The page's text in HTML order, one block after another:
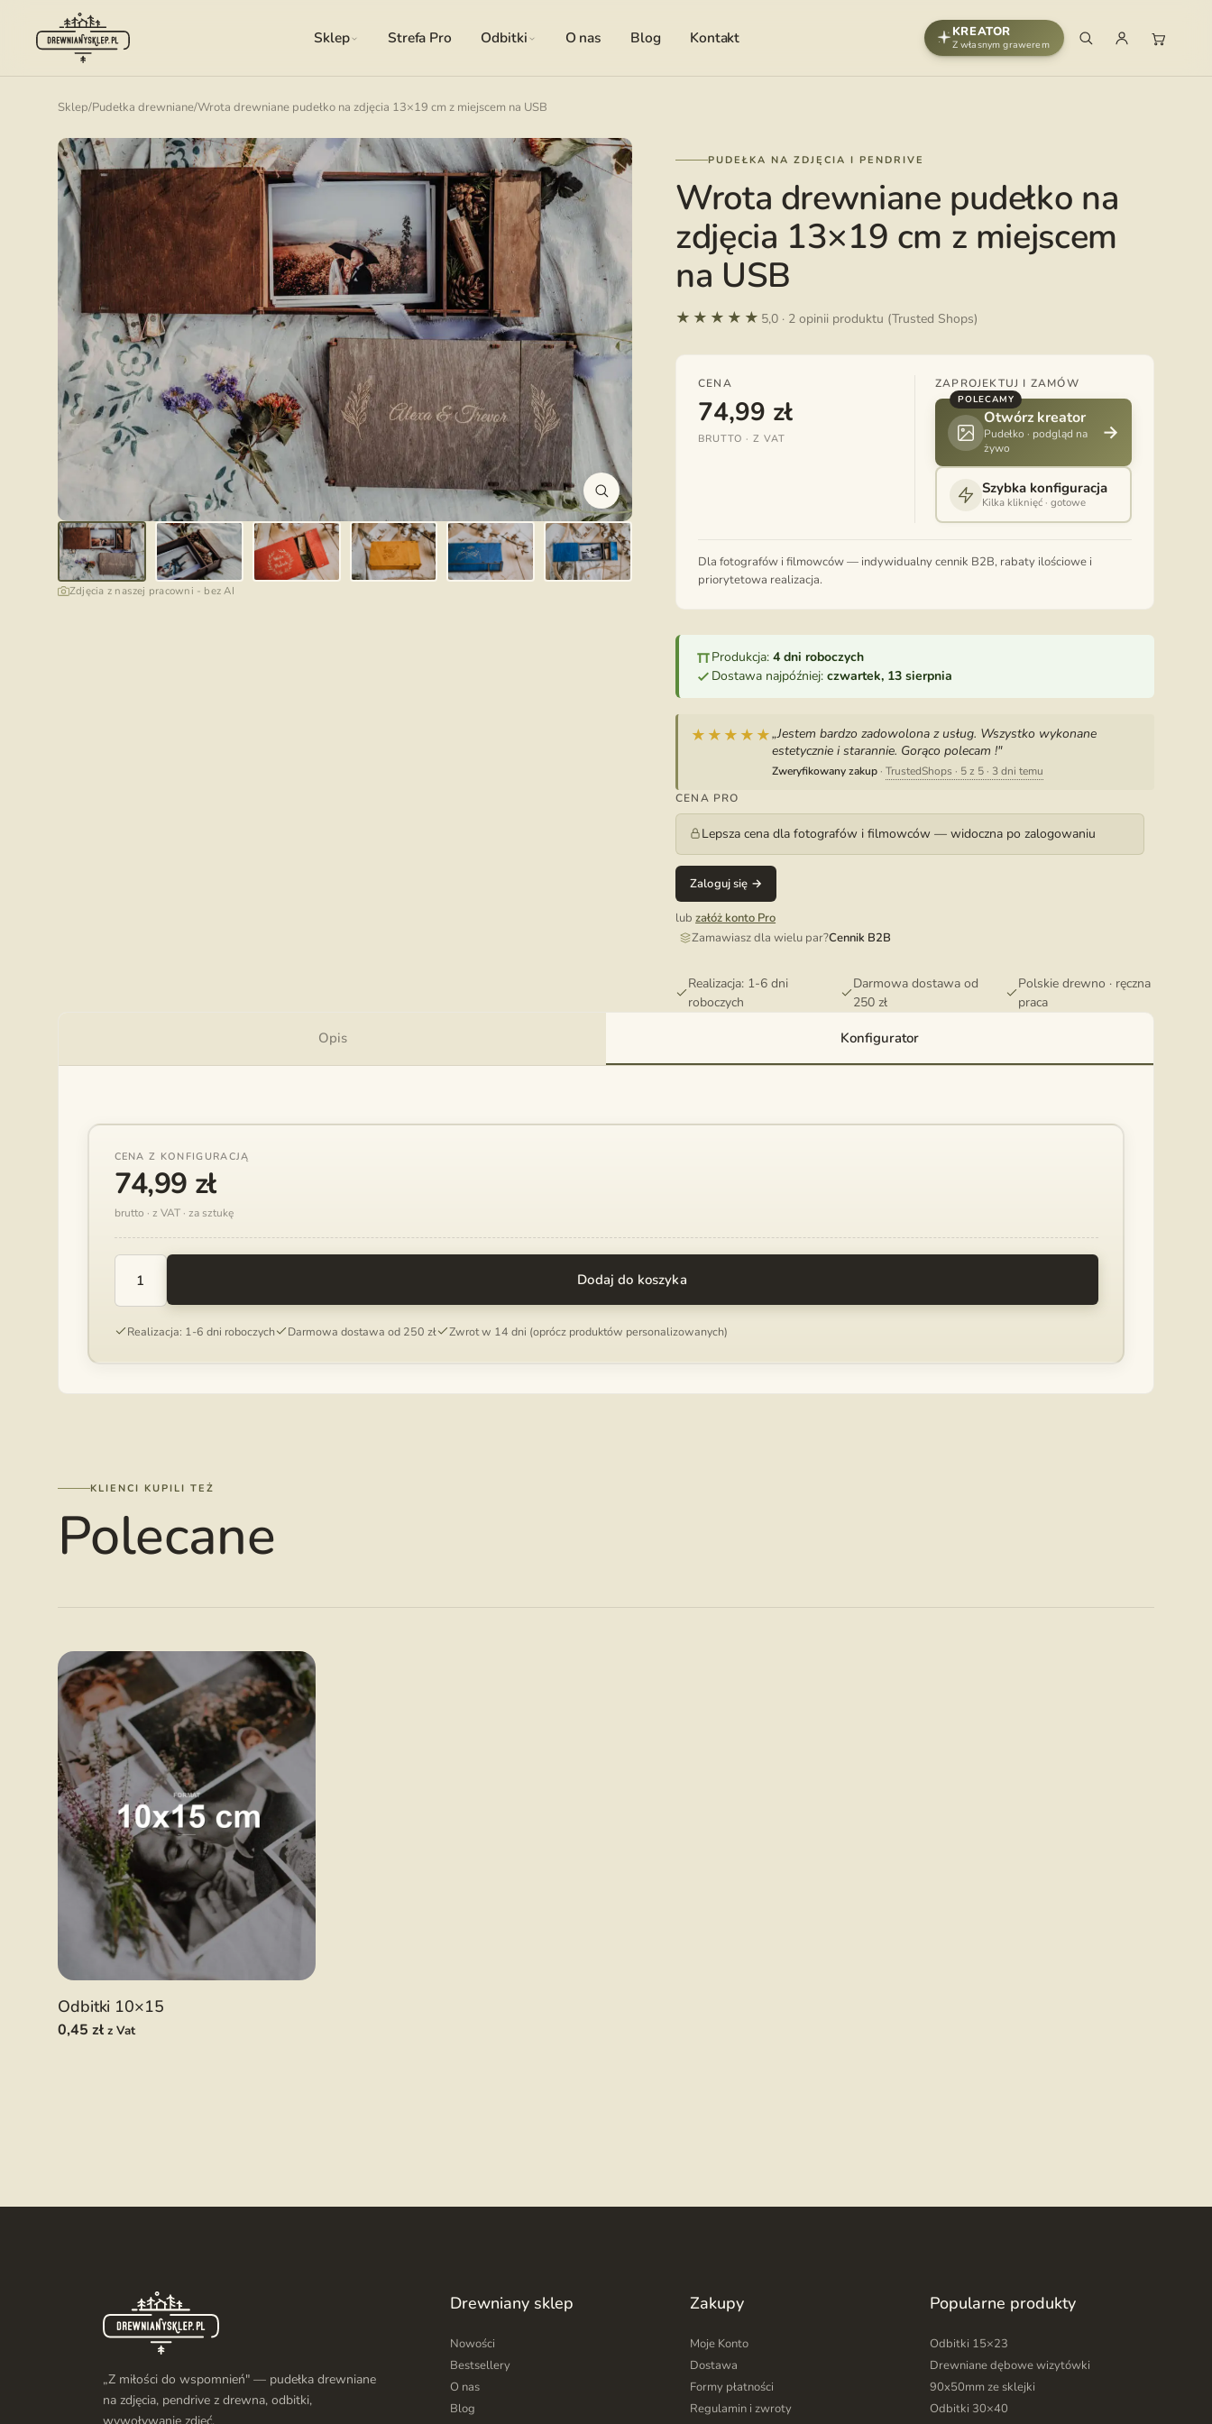
Sklep Strefa Pro Odbitki O nas Blog Kontakt KREATOR
Z własnym grawerem
Sklep/Pudełka drewniane/Wrota drewniane pudełko na zdjęcia 13×19 cm z miejscem na USB
Zdjęcia z naszej pracowni - bez AI
PUDEŁKA NA ZDJĘCIA I PENDRIVE
Wrota drewniane pudełko na
zdjęcia 13×19 cm z miejscem
na USB
★★★★★ 5,0 · 2 opinii produktu (Trusted Shops)
CENA
74,99 zł
BRUTTO · Z VAT
ZAPROJEKTUJ I ZAMÓW
POLECAMY
Otwórz kreator
Pudełko · podgląd na
żywo
→
Szybka konfiguracja
Kilka kliknięć · gotowe
Dla fotografów i filmowców — indywidualny cennik B2B, rabaty ilościowe i
priorytetowa realizacja.
Produkcja:4 dni roboczych
Dostawa najpóźniej:czwartek, 13 sierpnia
★★★★★„Jestem bardzo zadowolona z usług. Wszystko wykonane
estetycznie i starannie. Gorąco polecam !"
Zweryfikowany zakup ·TrustedShops · 5 z 5 · 3 dni temu
CENA PRO
Lepsza cena dla fotografów i filmowców — widoczna po zalogowaniu
Zaloguj się →
lubzałóż konto Pro
Zamawiasz dla wielu par?Cennik B2B
Realizacja: 1-6 dni
roboczych
Darmowa dostawa od
250 zł
Polskie drewno · ręczna
praca
Opis Konfigurator
CENA Z KONFIGURACJĄ
74,99 zł
brutto · z VAT · za sztukę
ILOŚĆ
WROTA
PUDEŁKO
Dodaj do koszyka
Realizacja: 1-6 dni roboczych Darmowa dostawa od 250 zł Zwrot w 14 dni (oprócz produktów personalizowanych)
KLIENCI KUPILI TEŻ
Polecane
Odbitki 10×15
0,45 zł z Vat
„Z miłości do wspomnień" — pudełka drewniane
na zdjęcia, pendrive z drewna, odbitki,
wywoływanie zdjęć.
Drewniany sklep
Nowości
Bestsellery
O nas
Blog
Zakupy
Moje Konto
Dostawa
Formy płatności
Regulamin i zwroty
Popularne produkty
Odbitki 15×23
Drewniane dębowe wizytówki
90x50mm ze sklejki
Odbitki 30×40